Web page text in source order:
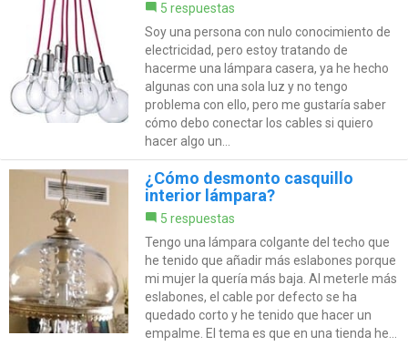
5 respuestas
Soy una persona con nulo conocimiento de
electricidad, pero estoy tratando de
hacerme una lámpara casera, ya he hecho
algunas con una sola luz y no tengo
problema con ello, pero me gustaría saber
cómo debo conectar los cables si quiero
hacer algo un...
¿Cómo desmonto casquillo
interior lámpara?
5 respuestas
Tengo una lámpara colgante del techo que
he tenido que añadir más eslabones porque
mi mujer la quería más baja. Al meterle más
eslabones, el cable por defecto se ha
quedado corto y he tenido que hacer un
empalme. El tema es que en una tienda he...